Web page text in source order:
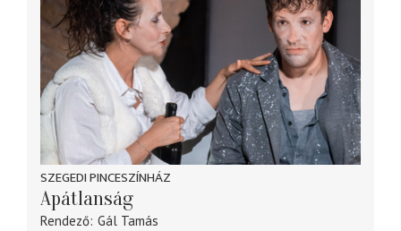
SZEGEDI PINCESZÍNHÁZ
Apátlanság
Rendező Gál Tamás